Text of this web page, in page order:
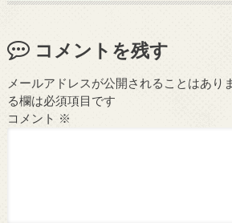
コメントを残す
メールアドレスが公開されることはあり
る欄は必須項目です
コメント ※